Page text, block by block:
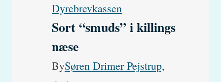
og
sår
øreflippen
Dyrebrevkassen
Sort “smuds” i killings
næse
BySøren Drimer Pejstrup,